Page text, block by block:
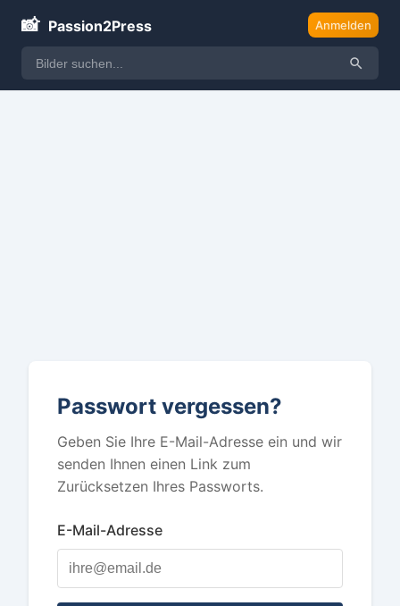
📸 Passion2Press Anmelden
Passwort vergessen?
Geben Sie Ihre E-Mail-Adresse ein und wir
senden Ihnen einen Link zum
Zurücksetzen Ihres Passworts.
E-Mail-Adresse